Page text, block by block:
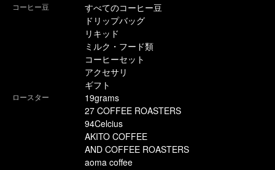
コーヒー豆
すべてのコーヒー豆
ドリップバッグ
リキッド
ミルク・フード類
コーヒーセット
アクセサリ
ギフト
ロースター
19grams
27 COFFEE ROASTERS
94Celcius
AKITO COFFEE
AND COFFEE ROASTERS
aoma coffee